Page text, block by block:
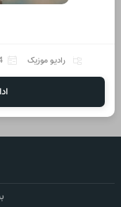
رادیو موزیک 14